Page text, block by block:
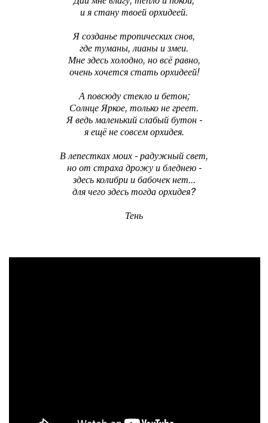
и я стану твоей орхидеей.
Я созданье тропических снов,
где туманы, лианы и змеи.
Мне здесь холодно, но всё равно,
очень хочется стать орхидеей!
А повсюду стекло и бетон;
Солнце Яркое, только не греет.
Я ведь маленький слабый бутон -
я ещё не совсем орхидея.
В лепестках моих - радужный свет,
но от страха дрожу и бледнею -
здесь колибри и бабочек нет...
для чего здесь тогда орхидея?
Тень